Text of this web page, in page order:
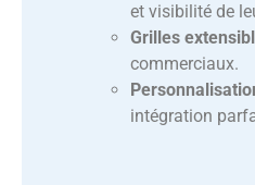
et visibilité de
Grilles
commerciaux.
intégration